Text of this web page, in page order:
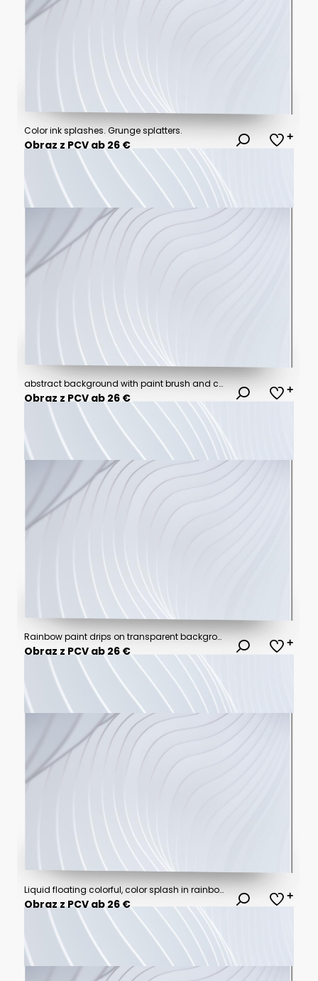
Color ink splashes. Grunge splatters.
Obraz z PCV ab 26 €
abstract background with paint brush and color pattern created with Generative AI
Obraz z PCV ab 26 €
Rainbow paint drips on transparent background colorful dripping colors
Obraz z PCV ab 26 €
Liquid floating colorful, color splash in rainbow colors isolated on black background
Obraz z PCV ab 26 €